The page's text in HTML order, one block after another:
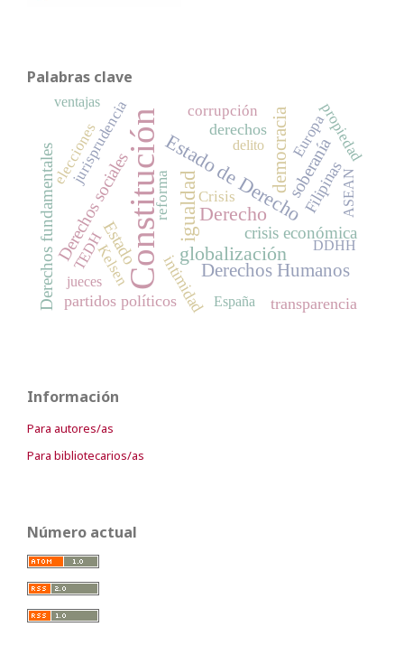
Palabras clave
Constitución igualdad
Estado de Derecho
globalización
Derecho
democracia
Derechos Humanos
crisis económica
Derechos sociales
Estado
soberanía
Derechos fundamentales transparencia
intimidad
Filipinas
derechos
partidos políticos
Crisis
jurisprudencia
reforma
TEDH
elecciones Europapropiedad
corrupción
Kelsen
ASEAN
España
jueces
delito
DDHH
ventajas
Información
Para autores/as
Para bibliotecarios/as
Número actual